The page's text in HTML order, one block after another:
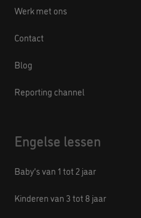
Werk met ons
Contact
Blog
Reporting channel
Engelse lessen
Baby’s van 1 tot 2 jaar
Kinderen van 3 tot 8 jaar